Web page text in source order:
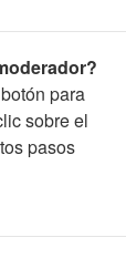
para
sobre el
pasos